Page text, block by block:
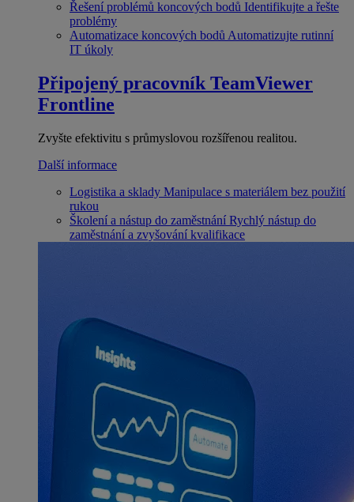
Řešení problémů koncových bodů Identifikujte a řešte
problémy
Automatizace koncových bodů Automatizujte rutinní
IT úkoly
Připojený pracovník TeamViewer
Frontline
Zvyšte efektivitu s průmyslovou rozšířenou realitou.
Další informace
Logistika a sklady Manipulace s materiálem bez použití
rukou
Školení a nástup do zaměstnání Rychlý nástup do
zaměstnání a zvyšování kvalifikace